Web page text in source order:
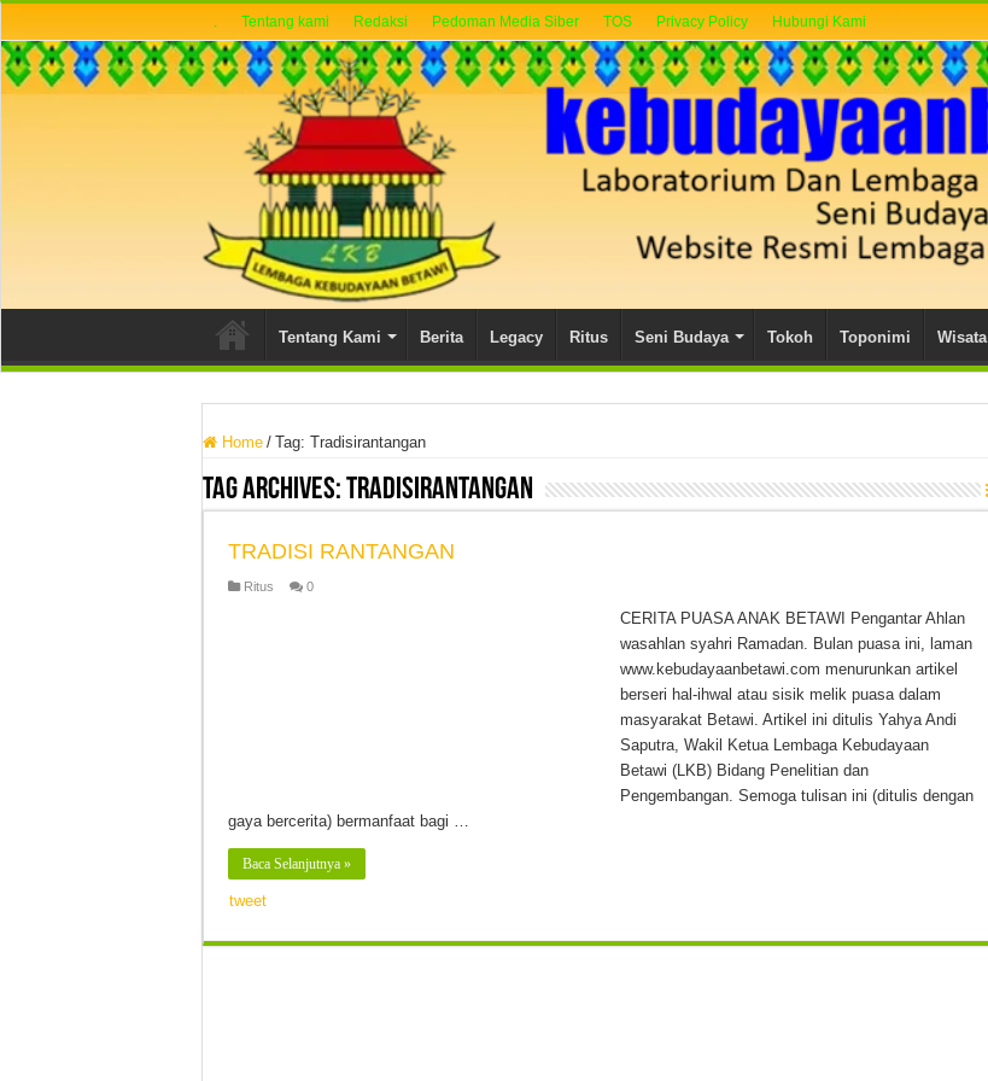
. Tentang kami Redaksi Pedoman Media Siber TOS Privacy Policy Hubungi Kami
Tentang Kami Berita Legacy Ritus Seni Budaya Tokoh Toponimi Wisata
Home / Tag: Tradisirantangan
Tag Archives:Tradisirantangan
TRADISI RANTANGAN
Ritus 0
CERITA PUASA ANAK BETAWI Pengantar Ahlan
wasahlan syahri Ramadan. Bulan puasa ini, laman
www.kebudayaanbetawi.com menurunkan artikel
berseri hal-ihwal atau sisik melik puasa dalam
masyarakat Betawi. Artikel ini ditulis Yahya Andi
Saputra, Wakil Ketua Lembaga Kebudayaan
Betawi (LKB) Bidang Penelitian dan
Pengembangan. Semoga tulisan ini (ditulis dengan
gaya bercerita) bermanfaat bagi …
Baca Selanjutnya »
tweet